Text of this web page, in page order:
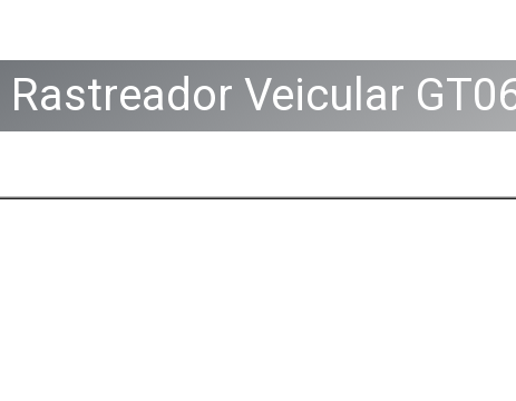
Rastreador Veicular